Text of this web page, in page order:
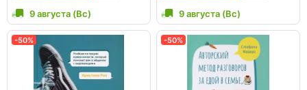
9 августа (Вс) 9 августа (Вс)
-50% -50%